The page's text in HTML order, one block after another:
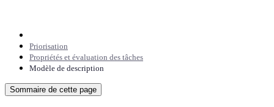
Priorisation
Propriétés et évaluation des tâches
Modèle de description
Sommaire de cette page